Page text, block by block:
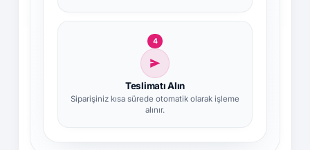
4
Teslimatı Alın
Siparişiniz kısa sürede otomatik olarak işleme
alınır.